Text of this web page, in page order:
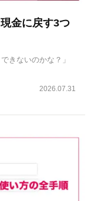
金に戻す3つ
きないのかな？」
2026.07.31